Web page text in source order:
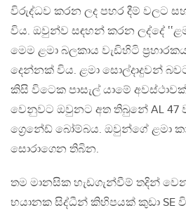
විරුද්ධව කරන ලද පහර දීම් වලට
විය. ඔවුන්ව සඳහන් කරන ලද්දේ
මෙම ළමා බලකාය වැඩිහිටි
දෙන්නක් විය. ළමා සොල්දාදුවන්
කිසි විටෙක පාසැල් යාමේ
වෙනුවට ඔවුනට අත තිබුනේ AL 47
ග්‍රෙනේඩ් බෝම්බය. ඔවුන්ගේ ළමා
සොරාගෙන තිබින.
තම මානසික හැඩගැන්වීම් තදින්
භයානක සිද්ධීන් කිහිපයක් කුඩා SE